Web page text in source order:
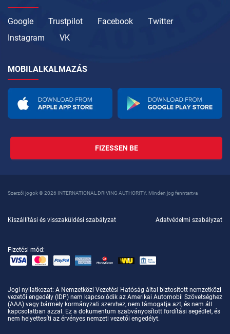
Google Trustpilot Facebook
Twitter
Instagram
VK
MOBILALKALMAZÁS
FIZESSEN BE
Szerzői jogok © 2026 INTERNATIONAL DRIVING AUTHORITY. Minden jog fenntartva
Kiszállítási és visszaküldési szabályzat Adatvédelmi szabályzat
Fizetési mód:
Jogi nyilatkozat: A Nemzetközi Vezetési Hatóság által biztosított nemzetközi
vezetői engedély (IDP) nem kapcsolódik az Amerikai Automobil Szövetséghez
(AAA) vagy bármely kormányzati szervhez, nem támogatja azt, és nem áll
kapcsolatban azzal. Ez a dokumentum szabványosított fordítási segédlet, és
nem helyettesíti az érvényes nemzeti vezetői engedélyt.